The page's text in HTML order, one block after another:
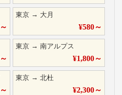
～
東京 → 大月
¥580～
～
東京 →南アルプス
¥1,800～
～
東京 →北杜
¥2,300～